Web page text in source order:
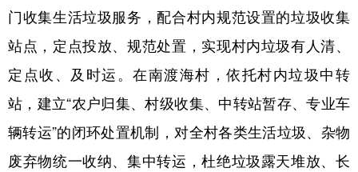
门收集生活垃圾服务，配合村内规范设置的垃圾收集
站点，定点投放、规范处置，实现村内垃圾有人清、
定点收、及时运。在南渡海村，依托村内垃圾中转
站，建立“农户归集、村级收集、中转站暂存、专业车
辆转运”的闭环处置机制，对全村各类生活垃圾、杂物
废弃物统一收纳、集中转运，杜绝垃圾露天堆放、长